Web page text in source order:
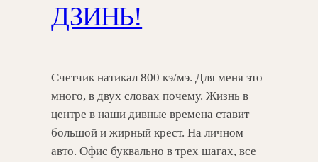
ДЗИНЬ!
Счетчик натикал 800 кэ/мэ. Для меня это
много, в двух словах почему. Жизнь в
центре в наши дивные времена ставит
большой и жирный крест. На личном
авто. Офис буквально в трех шагах, все